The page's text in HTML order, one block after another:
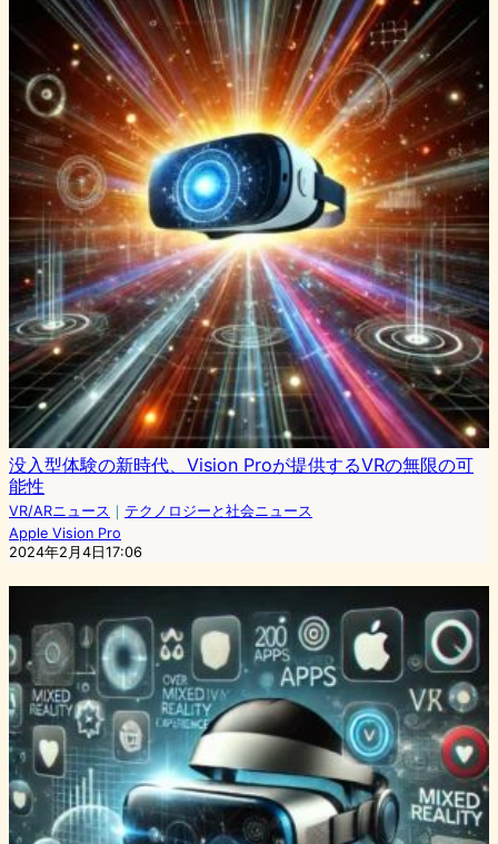
没入型体験の新時代、Vision Proが提供するVRの無限の可
能性
VR/ARニュース ｜ テクノロジーと社会ニュース
Apple Vision Pro
2024年2月4日17:06